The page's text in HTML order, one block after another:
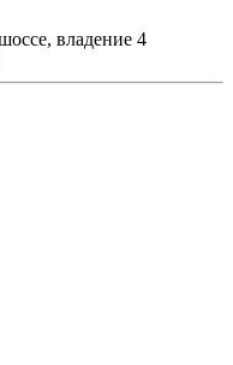
владение 4